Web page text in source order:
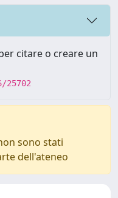
citare o creare un
sono stati
dell'ateneo